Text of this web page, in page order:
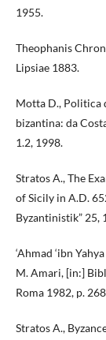
1955.
Theophanis
Lipsiae 1883.
Motta D., Politica
bizantina: da
1.2, 1998.
Stratos A., The
of Sicily in A.D.
Byzantinistik” 25,
‘Ahmad ‘ibn
M. Amari, [in:]
Roma 1982, p.
Stratos A.,